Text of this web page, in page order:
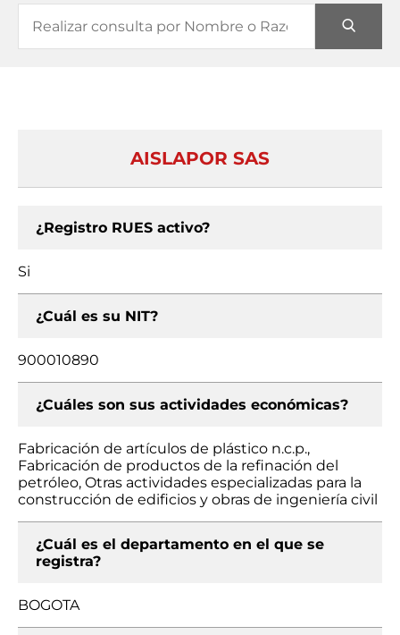
AISLAPOR SAS
¿Registro RUES activo?
Si
¿Cuál es su NIT?
900010890
¿Cuáles son sus actividades económicas?
Fabricación de artículos de plástico n.c.p.,
Fabricación de productos de la refinación del
petróleo, Otras actividades especializadas para la
construcción de edificios y obras de ingeniería civil
¿Cuál es el departamento en el que se
registra?
BOGOTA